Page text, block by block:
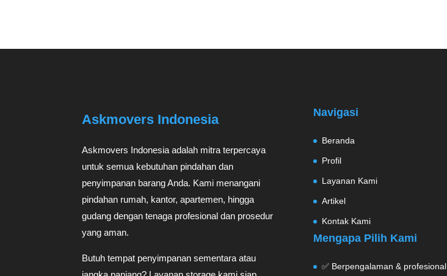
Askmovers Indonesia
Askmovers Indonesia adalah mitra terpercaya
untuk semua kebutuhan pindahan dan
penyimpanan barang Anda. Kami menangani
pindahan rumah, kantor, apartemen, hingga
gudang dengan tenaga profesional dan prosedur
yang aman.
Butuh tempat penyimpanan sementara atau
Navigasi
Beranda
Profil
Layanan Kami
Artikel
Kontak Kami
Mengapa Pilih Kami
✅ Berpengalaman & profesional